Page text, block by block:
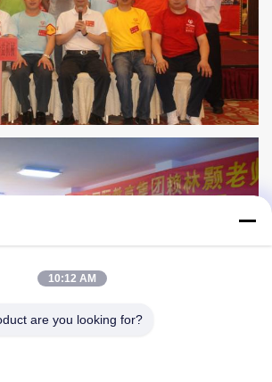
10:12 AM
are you looking for?